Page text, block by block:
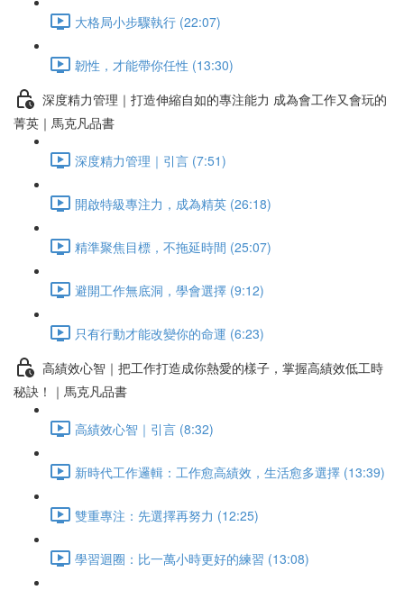
大格局小步驟執行 (22:07)
韌性，才能帶你任性 (13:30)
深度精力管理｜打造伸縮自如的專注能力 成為會工作又會玩的
菁英｜馬克凡品書
深度精力管理｜引言 (7:51)
開啟特級專注力，成為精英 (26:18)
精準聚焦目標，不拖延時間 (25:07)
避開工作無底洞，學會選擇 (9:12)
只有行動才能改變你的命運 (6:23)
高績效心智｜把工作打造成你熱愛的樣子，掌握高績效低工時
秘訣！｜馬克凡品書
高績效心智｜引言 (8:32)
新時代工作邏輯：工作愈高績效，生活愈多選擇 (13:39)
雙重專注：先選擇再努力 (12:25)
學習迴圈：比一萬小時更好的練習 (13:08)